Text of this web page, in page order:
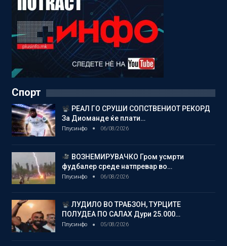
Спорт
РЕАЛ ГО СРУШИ СОПСТВЕНИОТ РЕКОРД
За Диоманде ќе плати…
Плусинфо 06/08/2026
ВОЗНЕМИРУВАЧКО Гром усмрти
фудбалер среде натпревар во…
Плусинфо 06/08/2026
ЛУДИЛО ВО ТРАБЗОН, ТУРЦИТЕ
ПОЛУДЕА ПО САЛАХ Дури 25.000…
Плусинфо 05/08/2026